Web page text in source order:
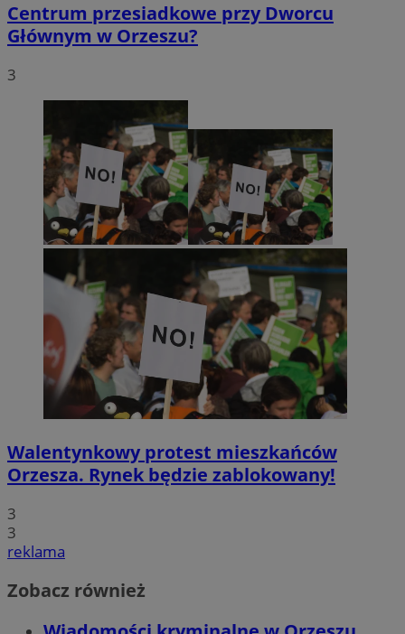
Centrum przesiadkowe przy Dworcu
Głównym w Orzeszu?
3
Walentynkowy protest mieszkańców
Orzesza. Rynek będzie zablokowany!
3
3
reklama
Zobacz również